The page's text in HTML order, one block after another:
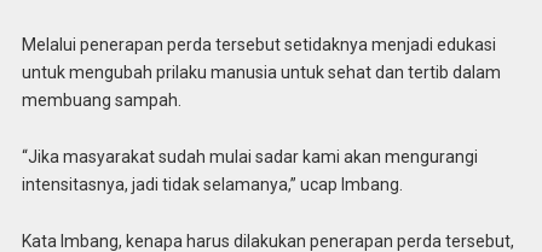
Melalui penerapan perda tersebut setidaknya menjadi edukasi
untuk mengubah prilaku manusia untuk sehat dan tertib dalam
membuang sampah.
“Jika masyarakat sudah mulai sadar kami akan mengurangi
intensitasnya, jadi tidak selamanya,” ucap Imbang.
Kata Imbang, kenapa harus dilakukan penerapan perda tersebut,